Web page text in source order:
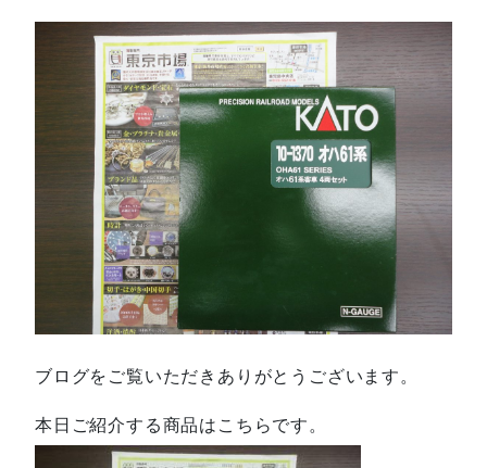
ブログをご覧いただきありがとうございます。
本日ご紹介する商品はこちらです。